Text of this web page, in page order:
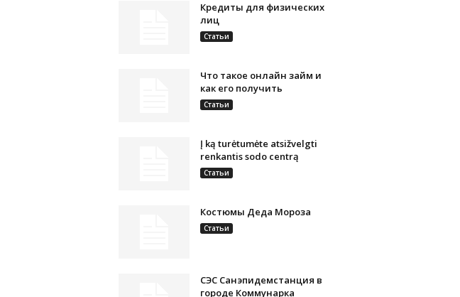
Кредиты для физических
лиц
Статьи
Что такое онлайн займ и
как его получить
Статьи
Į ką turėtumėte atsižvelgti
renkantis sodo centrą
Статьи
Костюмы Деда Мороза
Статьи
СЭС Санэпидемстанция в
городе Коммунарка